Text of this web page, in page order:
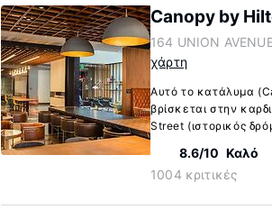
Canopy by
164 UNION
χάρτη
Αυτό το κατάλυμα
βρίσκεται στην
Street (ιστορικός
8.6/10 Καλό
1004 κριτικές